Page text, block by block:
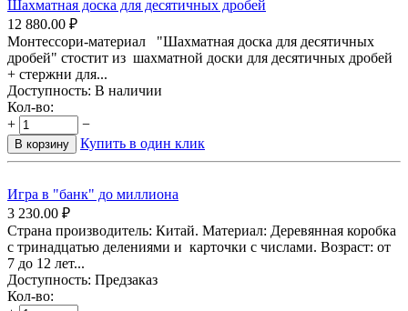
Шахматная доска для десятичных дробей
12 880.00 ₽
Монтессори-материал "Шахматная доска для десятичных
дробей" стостит из шахматной доски для десятичных дробей
+ стержни для...
Доступность: В наличии
Кол-во:
+
−
В корзину Купить в один клик
Игра в "банк" до миллиона
3 230.00 ₽
Страна производитель: Китай. Материал: Деревянная коробка
с тринадцатью делениями и карточки с числами. Возраст: от
7 до 12 лет...
Доступность: Предзаказ
Кол-во: